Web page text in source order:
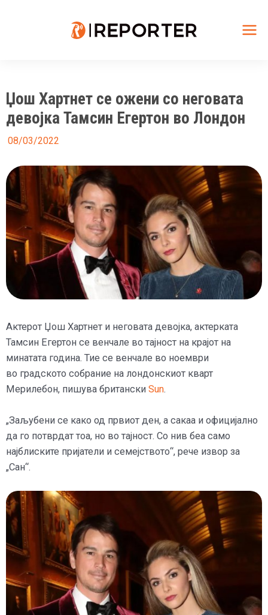
Џош Хартнет се ожени со неговата
девојка Тамсин Егертон во Лондон
08/03/2022
Актерот Џош Хартнет и неговата девојка, актерката
Тамсин Егертон се венчале во тајност на крајот на
минатата година. Тие се венчале во ноември
во градското собрание на лондонскиот кварт
Мерилебон, пишува британски Sun.
„Заљубени се како од првиот ден, а сакаа и официјално
да го потврдат тоа, но во тајност. Со нив беа само
најблиските пријатели и семејството“, рече извор за
„Сан“.